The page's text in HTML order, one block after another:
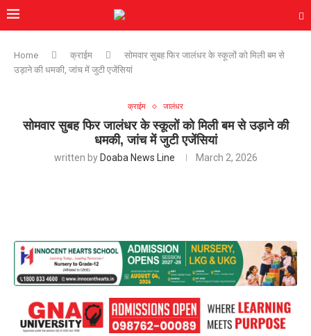
Home क्राईम
सोमवार सुबह फिर जालंधर के स्कूलों को मिली बम से
उड़ाने की धमकी, जांच में जुटी एजेंसियां
क्राईम जालंधर
सोमवार सुबह फिर जालंधर के स्कूलों को मिली बम से उड़ाने की
धमकी, जांच में जुटी एजेंसियां
written by Doaba News Line March 2, 2026